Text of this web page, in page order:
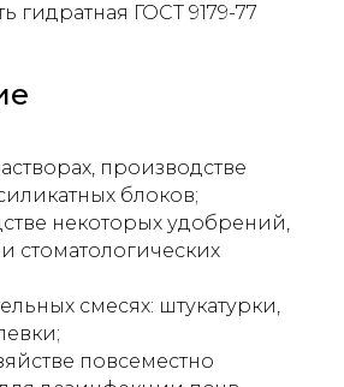
гидратная ГОСТ 9179-77
производстве
блоков;
некоторых удобрений,
стоматологических
смесях: штукатурки,
повсеместно